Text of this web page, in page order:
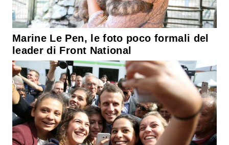
Marine Le Pen, le foto poco formali del
leader di Front National